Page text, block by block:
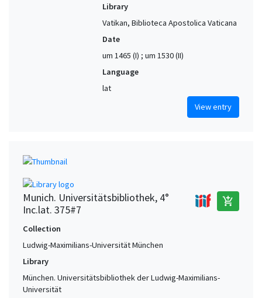
Library
Vatikan, Biblioteca Apostolica Vaticana
Date
um 1465 (I) ; um 1530 (II)
Language
lat
View entry
Munich. Universitätsbibliothek, 4°
Inc.lat. 375#7
add_shopping_cart
Collection
Ludwig-Maximilians-Universität München
Library
München. Universitätsbibliothek der Ludwig-Maximilians-
Universität